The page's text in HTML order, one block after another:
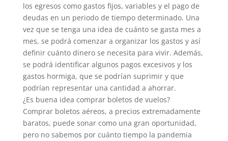
los egresos como gastos fijos, variables y el pago de
deudas en un periodo de tiempo determinado. Una
vez que se tenga una idea de cuánto se gasta mes a
mes, se podrá comenzar a organizar los gastos y así
definir cuánto dinero se necesita para vivir. Además,
se podrá identificar algunos pagos excesivos y los
gastos hormiga, que se podrían suprimir y que
podrían representar una cantidad a ahorrar.
¿Es buena idea comprar boletos de vuelos?
Comprar boletos aéreos, a precios extremadamente
baratos, puede sonar como una gran oportunidad,
pero no sabemos por cuánto tiempo la pandemia